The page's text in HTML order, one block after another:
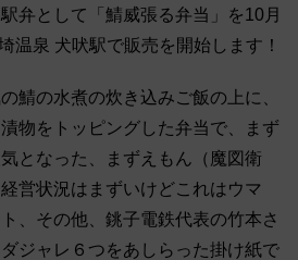
弁として「鯖威張る弁当」を10月
温泉 犬吠駅で販売を開始します！
鯖の水煮の炊き込みご飯の上に、
物をトッピングした弁当で、まず
となった、まずえもん（魔図衛
営状況はまずいけどこれはウマ
、その他、銚子電鉄代表の竹本さ
ジャレ６つをあしらった掛け紙で